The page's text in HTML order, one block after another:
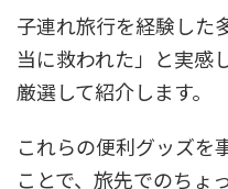
子連れ旅行を経験した
当に救われた」と実感
厳選して紹介します。
これらの便利グッズを
ことで、旅先でのちょ